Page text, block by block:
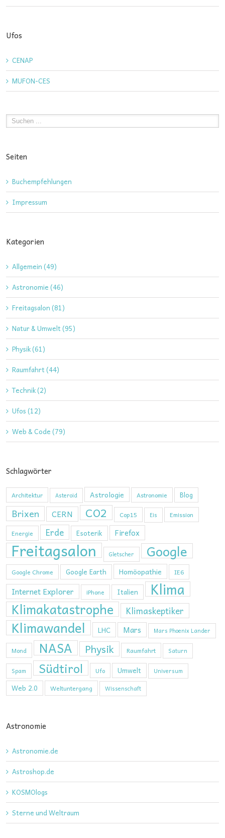
Ufos
CENAP
MUFON-CES
Seiten
Buchempfehlungen
Impressum
Kategorien
Allgemein (49)
Astronomie (46)
Freitagsalon (81)
Natur & Umwelt (95)
Physik (61)
Raumfahrt (44)
Technik (2)
Ufos (12)
Web & Code (79)
Schlagwörter
Architektur Asteroid Astrologie Astronomie Blog
Brixen CERN CO2 Cop15 Eis
Emission
Energie
Erde Esoterik Firefox
Freitagsalon Gletscher Google
Google Chrome Google Earth Homöopathie IE6
Internet Explorer iPhone Italien Klima
Klimakatastrophe Klimaskeptiker
Klimawandel LHC Mars Mars Phoenix Lander
Mond NASA Physik Raumfahrt Saturn
Spam Südtirol Ufo Umwelt Universum
Web 2.0 Weltuntergang Wissenschaft
Astronomie
Astronomie.de
Astroshop.de
KOSMOlogs
Sterne und Weltraum